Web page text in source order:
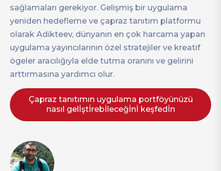
sağlamaları gerekiyor. Gelişmiş bir uygulama
yeniden hedefleme ve çapraz tanıtım platformu
olarak Adikteev, dünyanın en çok harcama yapan
uygulama yayıncılarının özel stratejiler ve kreatif
ögeler aracılığıyla elde tutma oranını ve gelirini
arttırmasına yardımcı olur.
Çapraz tanıtımın uygulama portföyünüzü
nasıl gelİştİrebİleceğİnİ keşfedİn